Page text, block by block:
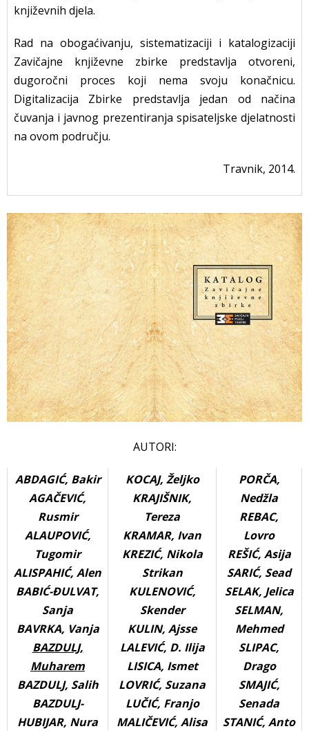
književnih djela.
Rad na obogaćivanju, sistematizaciji i katalogizaciji
Zavičajne književne zbirke predstavlja otvoreni,
dugoročni proces koji nema svoju konačnicu.
Digitalizacija Zbirke predstavlja jedan od načina
čuvanja i javnog prezentiranja spisateljske djelatnosti
na ovom području.
Travnik, 2014.
AUTORI:
ABDAGIĆ, Bakir
AGAČEVIĆ,
Rusmir
ALAUPOVIĆ,
Tugomir
ALISPAHIĆ, Alen
BABIĆ-ĐULVAT,
Sanja
BAVRKA, Vanja
BAZDULJ,
Muharem
BAZDULJ, Salih
BAZDULJ-
HUBIJAR, Nura
KOCAJ, Željko
KRAJIŠNIK,
Tereza
KRAMAR, Ivan
KREZIĆ, Nikola
Strikan
KULENOVIĆ,
Skender
KULIN, Ajsse
LALEVIĆ, D. Ilija
LISICA, Ismet
LOVRIĆ, Suzana
LUČIĆ, Franjo
MALIČEVIĆ, Alisa
PORČA,
Nedžla
REBAC,
Lovro
REŠIĆ, Asija
SARIĆ, Sead
SELAK, Jelica
SELMAN,
Mehmed
SLIPAC,
Drago
SMAJIĆ,
Senada
STANIĆ, Anto